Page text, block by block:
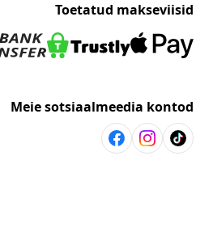
Toetatud makseviisid
Meie sotsiaalmeedia kontod